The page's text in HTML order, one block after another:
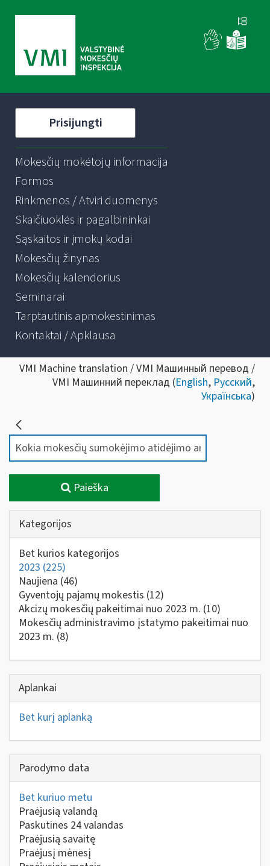
Prisijungti
Mokesčių mokėtojų informacija
Formos
Rinkmenos / Atviri duomenys
Skaičiuoklės ir pagalbininkai
Sąskaitos ir įmokų kodai
Mokesčių žinynas
Mokesčių kalendorius
Seminarai
Tarptautinis apmokestinimas
Kontaktai / Apklausa
VMI Machine translation / VMI Машинный перевод /
VMI Машинний переклад (English, Русский,
Українська)
Paieška
Kategorijos
Bet kurios kategorijos
2023 (225)
Naujiena (46)
Gyventojų pajamų mokestis (12)
Akcizų mokesčių pakeitimai nuo 2023 m. (10)
Mokesčių administravimo įstatymo pakeitimai nuo
2023 m. (8)
Aplankai
Bet kurį aplanką
Parodymo data
Bet kuriuo metu
Praėjusią valandą
Paskutines 24 valandas
Praėjusią savaitę
Praėjusį mėnesį